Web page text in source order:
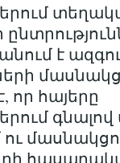
է
որ հայերը
գնալով